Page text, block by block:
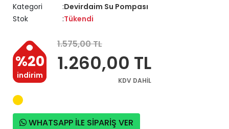
Kategori
Devirdaim Su Pompası
Stok
Tükendi
%20
indirim
1.575,00 TL
1.260,00 TL
KDV DAHİL
WHATSAPP İLE SİPARİŞ VER